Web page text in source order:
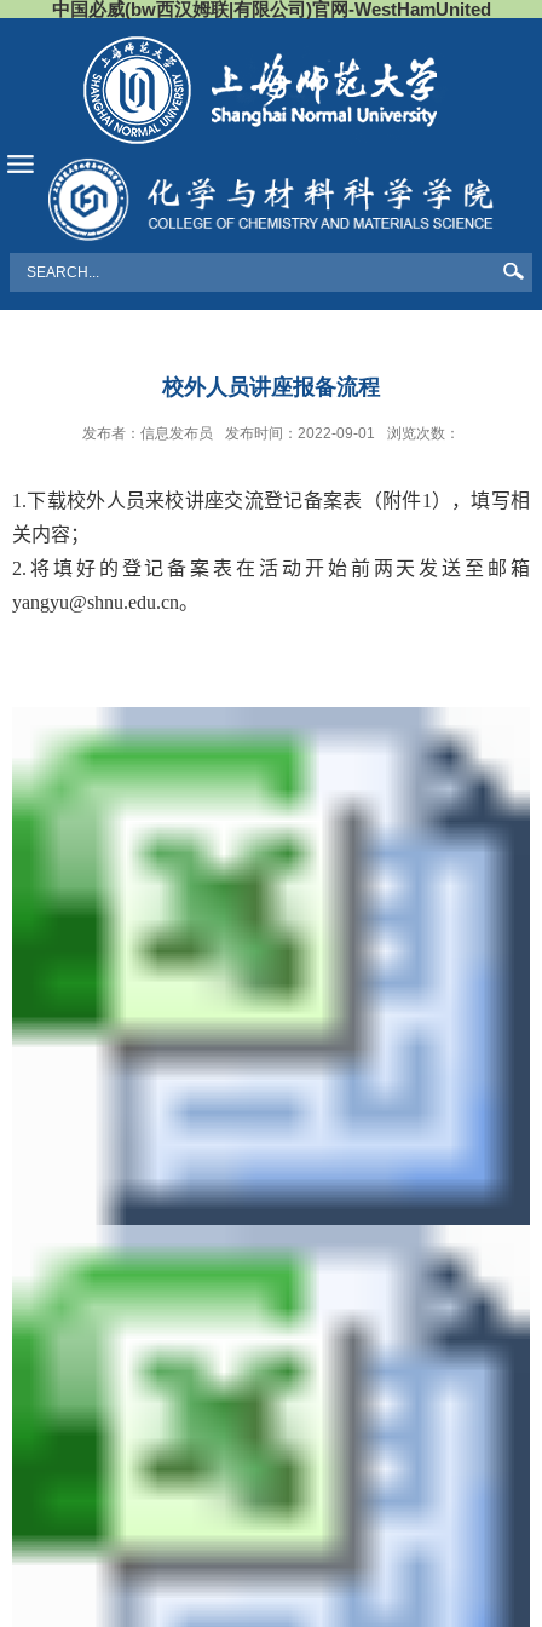
中国必威(bw西汉姆联|有限公司)官网-WestHamUnited
校外人员讲座报备流程
发布者：信息发布员 发布时间：2022-09-01 浏览次数：
1.下载校外人员来校讲座交流登记备案表 （附件1 ），填写相
关内容；
2. 将填好的 登记备案表在 活动开始前 两 天 发送至邮箱
yangyu@shnu.edu.cn。